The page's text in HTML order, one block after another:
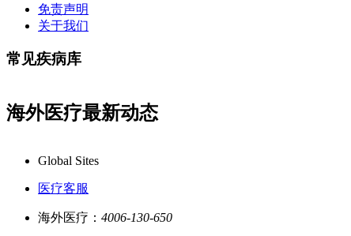
免责声明
关于我们
常见疾病库
海外医疗最新动态
Global Sites
医疗客服
海外医疗： 4006-130-650